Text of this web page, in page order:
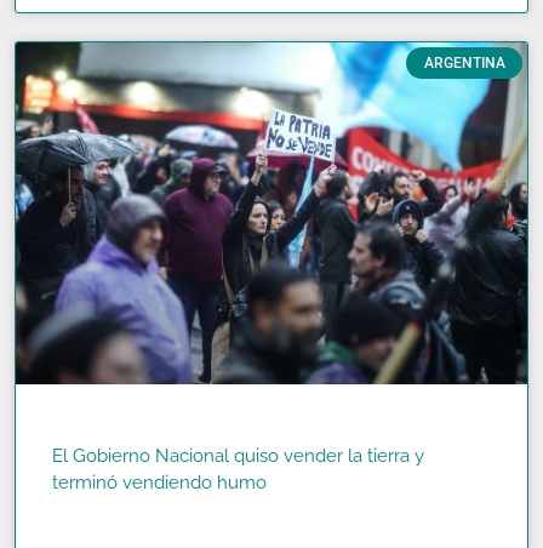
ARGENTINA
El Gobierno Nacional quiso vender la tierra y
terminó vendiendo humo